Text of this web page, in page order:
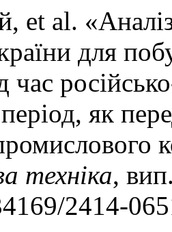
et al. «Аналіз
для
час
як
техніка,
2414-